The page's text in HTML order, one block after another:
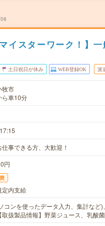
イスターワーク！】
土日祝日が休み WEB登録OK 派
牧市
ら車10分
事できる方、大歓迎！
円
定内支給
コンを使ったデータ入力、集計など)
取扱製品情報】野菜ジュース、乳酸